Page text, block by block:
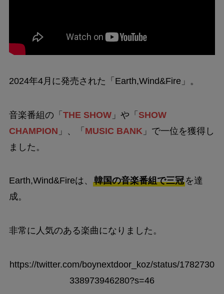
2024年4月に発売された「Earth,Wind&Fire」。
音楽番組の「 THE SHOW」や「 SHOW
CHAMPION 」、「 MUSIC BANK 」で一位を獲得し
ました。
Earth,Wind&Fireは、 韓国の音楽番組で三冠を達
成。
非常に人気のある楽曲になりました。
https://twitter.com/boynextdoor_koz/status/1782730
338973946280?s=46